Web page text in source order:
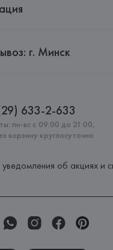
г. Минск
633-2-633
пн-вс с 09:00 до 21:00,
корзину круглосуточно
об акциях и